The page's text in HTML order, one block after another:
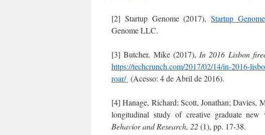
[2] Startup Genome (2017),Startup
Genome LLC.
[3] Butcher, Mike (2017), In 2016 Lisbon
https://techcrunch.com/2017/02/14/in-2016-
roar/ (Acesso: 4 de Abril de 2016).
[4] Hanage, Richard; Scott, Jonathan; Davies,
longitudinal study of creative graduate new
Behavior and Research, 22(1), pp. 17-38.